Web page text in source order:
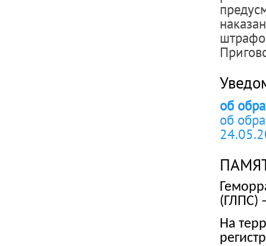
об
об
(ГЛПС)
На